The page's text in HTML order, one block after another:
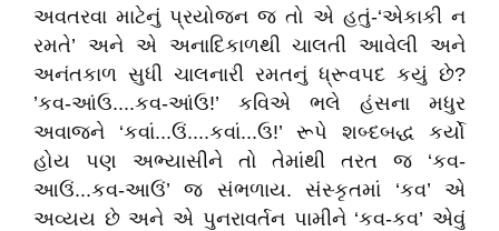
અવતરવા માટેનું પ્રયોજન જ તો એ હતું-‘એકાકી ન
રમતે’ અને એ અનાદિકાળથી ચાલતી આવેલી અને
અનંતકાળ સુધી ચાલનારી રમતનું ધ્રૂવપદ કયું છે?
’કવ-આંઉ....કવ-આંઉ!’ કવિએ ભલે હંસના મધુર
અવાજને ‘કવાં...ઉં....કવાં...ઉ!’ રૂપે શબ્દબદ્ધ કર્યો
હોય પણ અભ્યાસીને તો તેમાંથી તરત જ ‘કવ-
આઉં...કવ-આઉં’ જ સંભળાય. સંસ્કૃતમાં ‘કવ’ એ
અવ્યય છે અને એ પુનરાવર્તન પામીને ‘કવ-કવ’ એવું